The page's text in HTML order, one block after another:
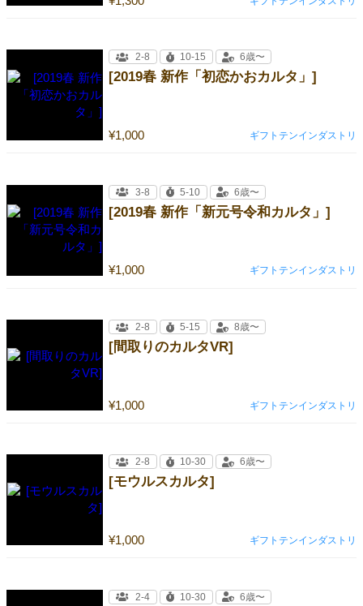
[2019春 新作「初恋かおカルタ」]
¥1,000
2-8 10-15 6歳〜
ギフトテンインダストリ
[2019春 新作「新元号令和カルタ」]
¥1,000
3-8 5-10 6歳〜
ギフトテンインダストリ
[間取りのカルタVR]
¥1,000
2-8 5-15 8歳〜
ギフトテンインダストリ
[モウルスカルタ]
¥1,000
2-8 10-30 6歳〜
ギフトテンインダストリ
2-4 10-30 6歳〜